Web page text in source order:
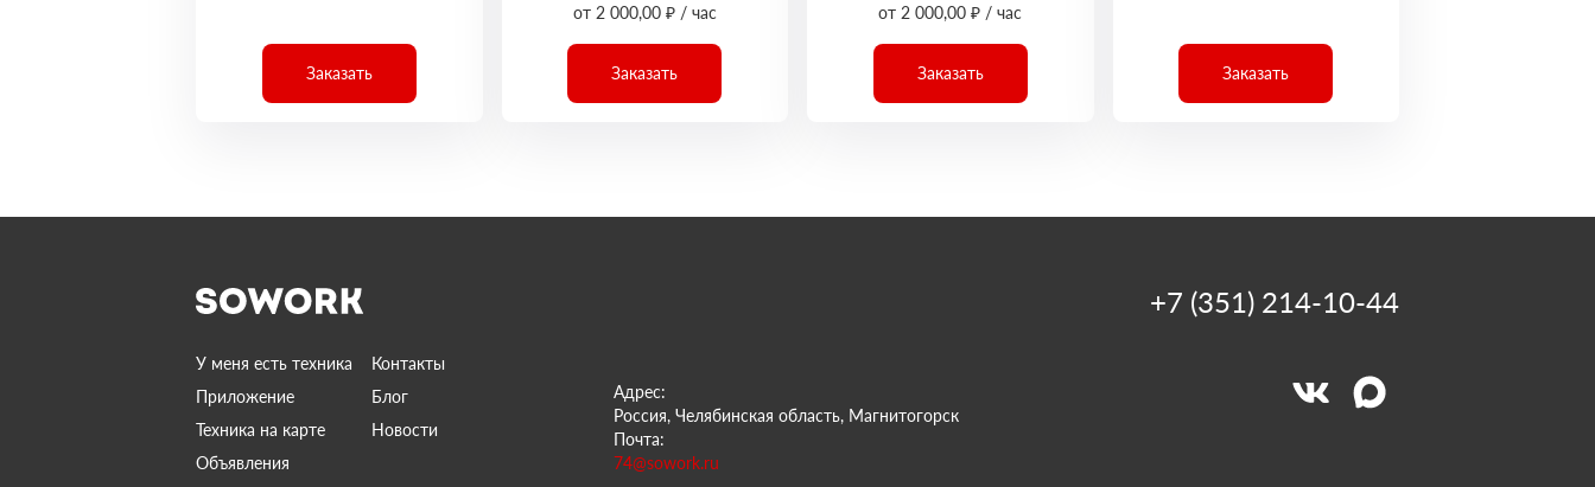
Заказать
от 2 000,00 ₽ / час
Заказать
от 2 000,00 ₽ / час
Заказать Заказать
У меня есть техника
Контакты
Приложение
Блог
Техника на карте
Новости
Объявления
Адрес:
Россия, Челябинская область, Магнитогорск
Почта:
74@sowork.ru
+7 (351) 214-10-44